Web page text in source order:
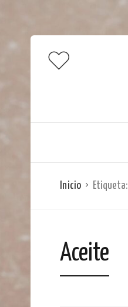
Inicio Etiqueta:
Aceite